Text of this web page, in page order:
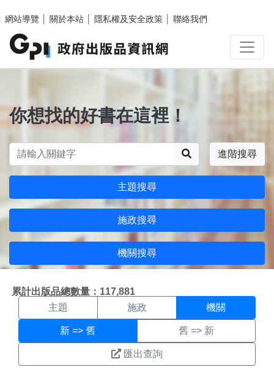
網站導覽
關於本站 隱私權及安全政策 聯絡我們
你想找的好書在這裡！
進階搜尋
主題搜尋
施政搜尋
機關搜尋
累計出版品總數量：117,881
機關搜尋結果頁面
主題 施政 機關
新 => 舊 舊 => 新
匯出查詢